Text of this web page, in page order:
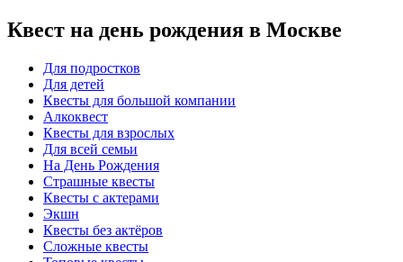
Квест на день рождения в Москве
Для подростков
Для детей
Квесты для большой компании
Алкоквест
Квесты для взрослых
Для всей семьи
На День Рождения
Страшные квесты
Квесты с актерами
Экшн
Квесты без актёров
Сложные квесты